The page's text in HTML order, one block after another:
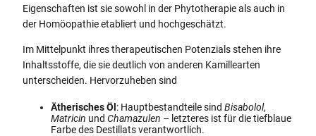
Eigenschaften ist sie sowohl in der Phytotherapie als auch in
der Homöopathie etabliert und hochgeschätzt.
Im Mittelpunkt ihres therapeutischen Potenzials stehen ihre
Inhaltsstoffe, die sie deutlich von anderen Kamillearten
unterscheiden. Hervorzuheben sind
Ätherisches Öl : Hauptbestandteile sind Bisabolol,
Matricin und Chamazulen – letzteres ist für die tiefblaue
Farbe des Destillats verantwortlich.